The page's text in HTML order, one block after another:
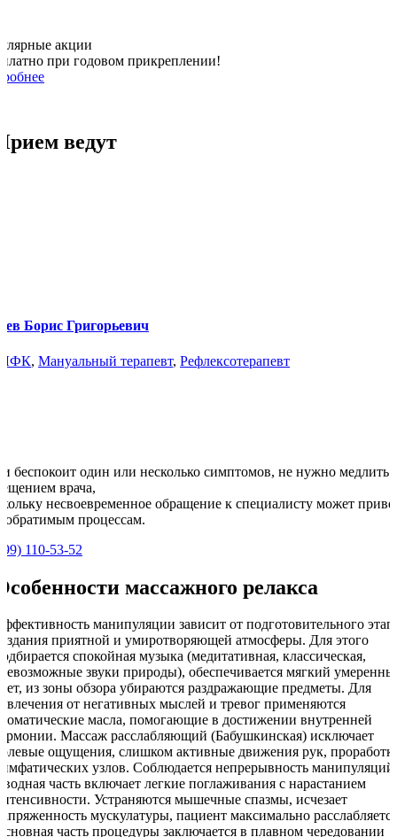
акции
при годовом прикреплении!
ведут
Борис Григорьевич
ЛФК, Мануальный терапевт, Рефлексотерапевт
беспокоит один или несколько симптомов, не нужно медлить
врача,
несвоевременное обращение к специалисту может
процессам.
110-53-52
массажного релакса
манипуляции зависит от подготовительного
приятной и умиротворяющей атмосферы. Для этого
спокойная музыка (медитативная, классическая,
звуки природы), обеспечивается мягкий
из зоны обзора убираются раздражающие предметы. Для
от негативных мыслей и тревог применяются
масла, помогающие в достижении внутренней
Массаж расслабляющий (Бабушкинская) исключает
ощущения, слишком активные движения рук,
узлов. Соблюдается непрерывность манипуляций.
часть включает легкие поглаживания с нарастанием
Устраняются мышечные спазмы, исчезает
мускулатуры, пациент максимально
часть процедуры заключается в плавном чередовании